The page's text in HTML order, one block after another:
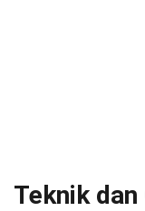
Teknik